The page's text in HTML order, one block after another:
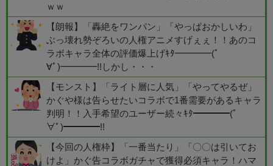
ｗｗ
【朗報】「轟絶をワンパン」「やっぱおかしいわ」
ぶっ壊れ勢ぞろいの人権アニメすげぇぇ！！あのコ
ラボキャラ全体の評価爆上げｷﾀ━━━━(ﾟ
∀ﾟ)━━━━!!しかし・・・
【モンスト】「ライト層に人気」「やってやるぜ」
かぐや様は告らせたいコラボで1番需要があるキャラ
判明！！入手希望のユーザー続々ｷﾀ━━━━(ﾟ
∀ﾟ)━━━━!!
【今回の人権枠】「一番当たり」「〇〇は引いてお
けよ」かぐ告コラボガチャで獲得必須キャラ！ハマ